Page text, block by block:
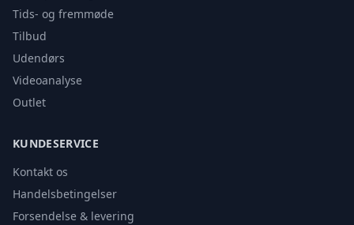
Tids- og fremmøde
Tilbud
Udendørs
Videoanalyse
Outlet
KUNDESERVICE
Kontakt os
Handelsbetingelser
Forsendelse & levering